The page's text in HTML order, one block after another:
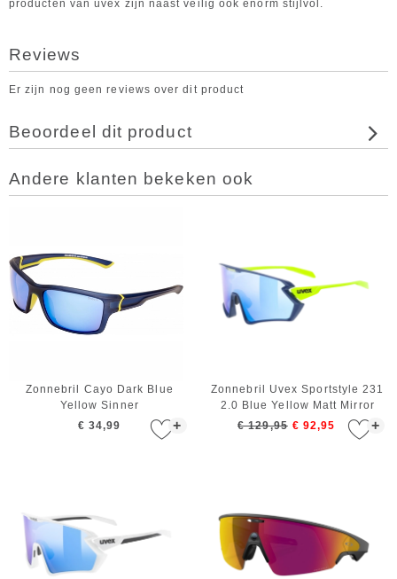
producten van uvex zijn naast veilig ook enorm stijlvol.
Reviews
Er zijn nog geen reviews over dit product
Beoordeel dit product
Andere klanten bekeken ook
+
Zonnebril Cayo Dark Blue
Yellow Sinner
€ 34,99
+
Zonnebril Uvex Sportstyle 231
2.0 Blue Yellow Matt Mirror
Blue
€ 129,95 € 92,95